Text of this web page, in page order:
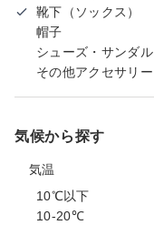
靴下（ソックス）
帽子
シューズ・サンダル
その他アクセサリー
気候から探す
気温
10℃以下
10-20℃